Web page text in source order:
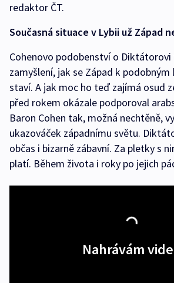
redaktor ČT.
Současná situace v Lybii už Západ
Cohenovo podobenství o Diktátorovi
zamyšlení, jak se Západ k
staví. A jak moc ho teď zajímá osud
před rokem okázale podporoval
Baron Cohen tak, možná nechtěně,
ukazováček západnímu světu.
občas i bizarně zábavní. Za pletky s
platí. Během života i roky po jejich
Nahrávám